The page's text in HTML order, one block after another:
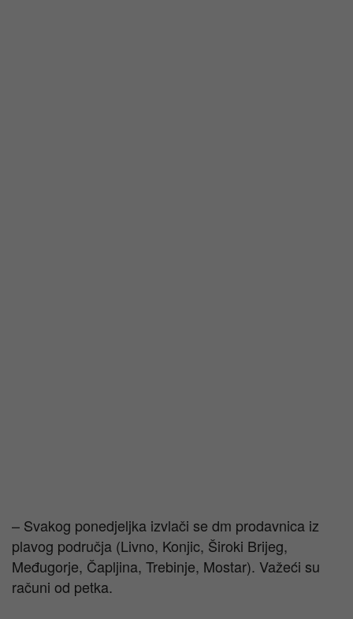
– Svakog ponedjeljka izvlači se dm prodavnica iz
plavog područja (Livno, Konjic, Široki Brijeg,
Međugorje, Čapljina, Trebinje, Mostar). Važeći su
računi od petka.